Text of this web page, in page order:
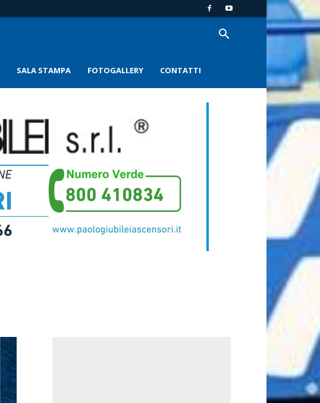
SALA STAMPA FOTOGALLERY CONTATTI